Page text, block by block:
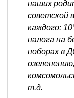
наших
советской
каждого:
налога на
поборах в
т.д.